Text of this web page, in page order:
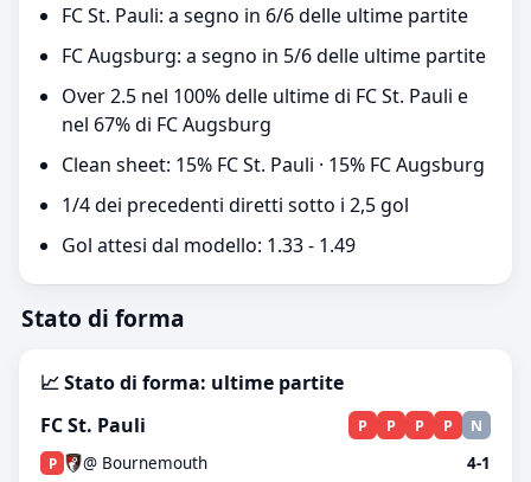
FC St. Pauli: a segno in 6/6 delle ultime partite
FC Augsburg: a segno in 5/6 delle ultime partite
Over 2.5 nel 100% delle ultime di FC St. Pauli e
nel 67% di FC Augsburg
Clean sheet: 15% FC St. Pauli · 15% FC Augsburg
1/4 dei precedenti diretti sotto i 2,5 gol
Gol attesi dal modello: 1.33 - 1.49
Stato di forma
📈 Stato di forma: ultime partite
FC St. Pauli
P P P P N
P @ Bournemouth 4-1